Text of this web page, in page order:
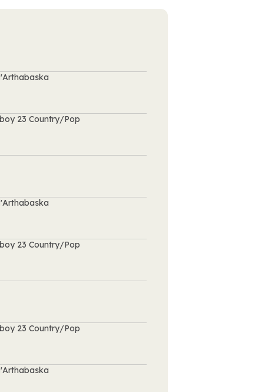
23 Country/Pop
23 Country/Pop
23 Country/Pop